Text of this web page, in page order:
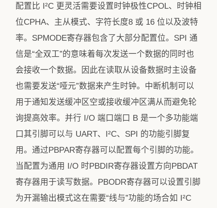
配置比 I²C 更灵活需要设置时钟极性CPOL、时钟相
位CPHA、主从模式、字符长度8 或 16 位以及波特
率。SPMODE寄存器包含了大部分配置位。SPI 通
信是“全双工”的意味着每次发送一个数据的同时也
会接收一个数据。因此在读取从设备数据时主设备
也需要发送“哑元”数据来产生时钟。中断机制可以
用于通知发送缓冲区空或接收缓冲区满从而避免轮
询提高效率。并行 I/O 端口端口 B 是一个多功能端
口其引脚可以与 UART、I²C、SPI 的功能引脚复
用。通过PBPAR寄存器可以配置每个引脚的功能。
当配置为通用 I/O 时PBDIR寄存器设置方向PBDAT
寄存器用于读写数据。PBODR寄存器可以设置引脚
为开漏输出模式这在需要“线与”功能的场合如 I²C